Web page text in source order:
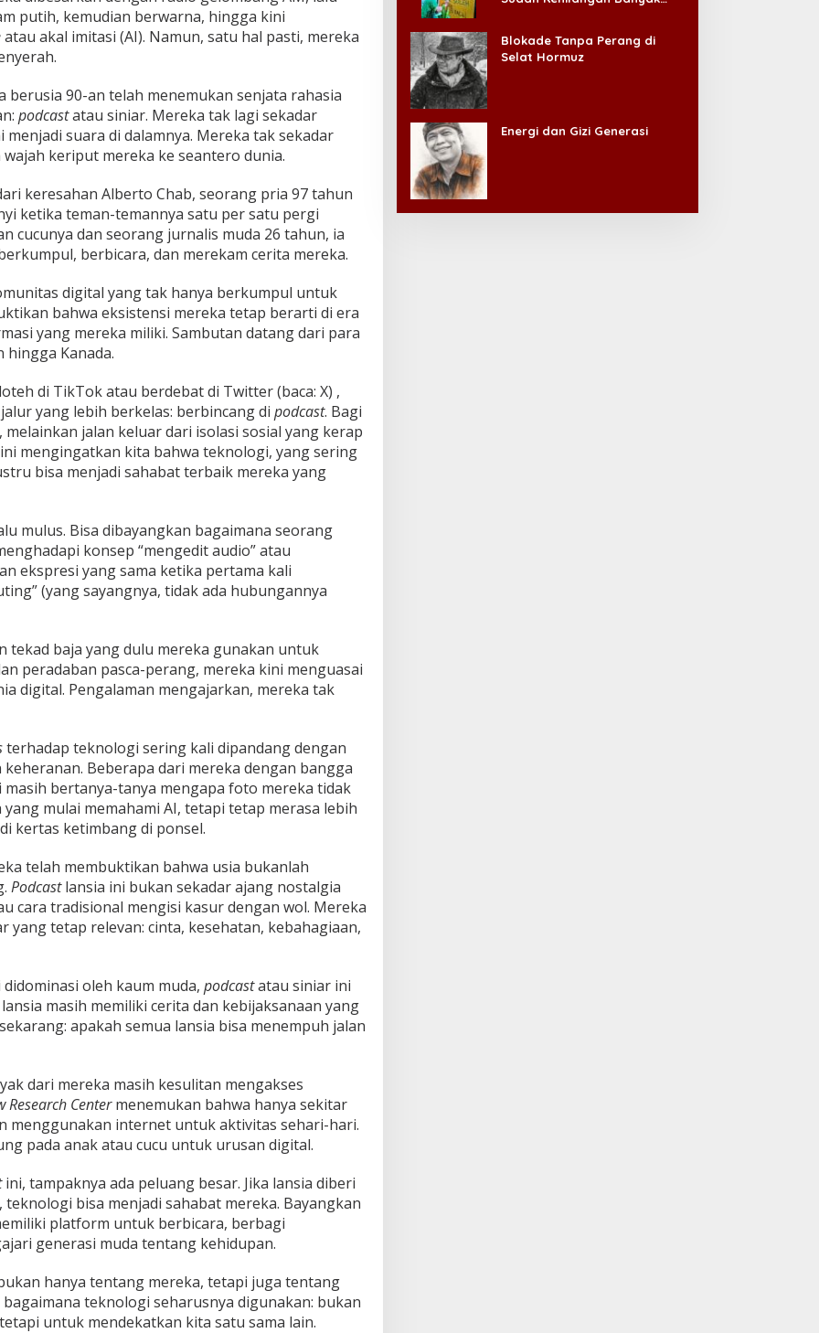
putih, kemudian berwarna, hingga kini
atau akal imitasi (AI). Namun, satu hal pasti, mereka
berusia 90-an telah menemukan senjata rahasia
podcastatau siniar. Mereka tak lagi sekadar
suara di dalamnya. Mereka tak sekadar
keriput mereka ke seantero dunia.
keresahan Alberto Chab, seorang pria 97 tahun
ketika teman-temannya satu per satu pergi
cucunya dan seorang jurnalis muda 26 tahun, ia
berbicara, dan merekam cerita mereka.
digital yang tak hanya berkumpul untuk
bahwa eksistensi mereka tetap berarti di era
yang mereka miliki. Sambutan datang dari para
hingga Kanada.
di TikTok atau berdebat di Twitter (baca: X) ,
yang lebih berkelas: berbincang di podcast. Bagi
jalan keluar dari isolasi sosial yang kerap
mengingatkan kita bahwa teknologi, yang sering
bisa menjadi sahabat terbaik mereka yang
mulus. Bisa dibayangkan bagaimana seorang
konsep “mengedit audio” atau
ekspresi yang sama ketika pertama kali
(yang sayangnya, tidak ada hubungannya
tekad baja yang dulu mereka gunakan untuk
peradaban pasca-perang, mereka kini menguasai
digital. Pengalaman mengajarkan, mereka tak
terhadap teknologi sering kali dipandang dengan
Beberapa dari mereka dengan bangga
bertanya-tanya mengapa foto mereka tidak
mulai memahami AI, tetapi tetap merasa lebih
kertas ketimbang di ponsel.
telah membuktikan bahwa usia bukanlah
Podcastlansia ini bukan sekadar ajang nostalgia
cara tradisional mengisi kasur dengan wol. Mereka
yang tetap relevan: cinta, kesehatan, kebahagiaan,
oleh kaum muda, podcastatau siniar ini
masih memiliki cerita dan kebijaksanaan yang
apakah semua lansia bisa menempuh jalan
dari mereka masih kesulitan mengakses
Research Centermenemukan bahwa hanya sekitar
menggunakan internet untuk aktivitas sehari-hari.
pada anak atau cucu untuk urusan digital.
ini, tampaknya ada peluang besar. Jika lansia diberi
bisa menjadi sahabat mereka. Bayangkan
platform untuk berbicara, berbagi
generasi muda tentang kehidupan.
hanya tentang mereka, tetapi juga tentang
teknologi seharusnya digunakan: bukan
untuk mendekatkan kita satu sama lain.
Blokade Tanpa Perang di
Selat Hormuz
Energi dan Gizi Generasi